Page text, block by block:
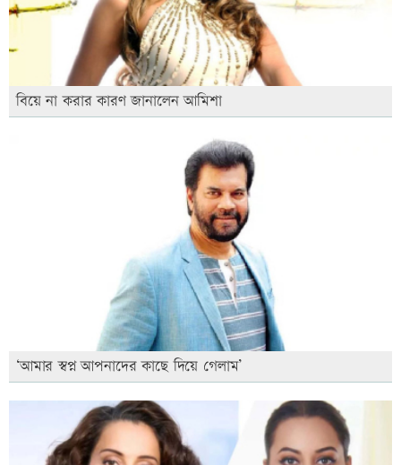
বিয়ে না করার কারণ জানালেন আমিশা
‘আমার স্বপ্ন আপনাদের কাছে দিয়ে গেলাম’